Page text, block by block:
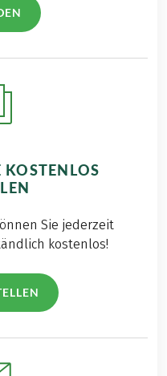
KOSTENLOS
Sie jederzeit
kostenlos!